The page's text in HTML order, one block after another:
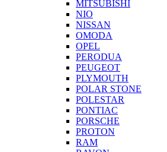
MITSUBISHI
NIO
NISSAN
OMODA
OPEL
PERODUA
PEUGEOT
PLYMOUTH
POLAR STONE
POLESTAR
PONTIAC
PORSCHE
PROTON
RAM